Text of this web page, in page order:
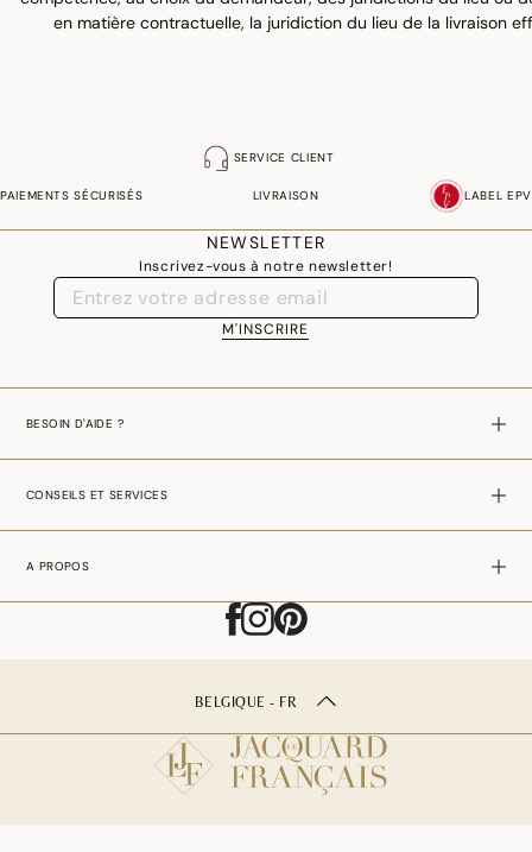
en matière contractuelle, la juridiction du lieu de la livraison
SERVICE CLIENT
PAIEMENTS SÉCURISÉS LIVRAISON LABEL EPV
NEWSLETTER
Inscrivez-vous à notre newsletter!
M'INSCRIRE
BESOIN D'AIDE ?
CONSEILS ET SERVICES
A PROPOS
BELGIQUE - FR